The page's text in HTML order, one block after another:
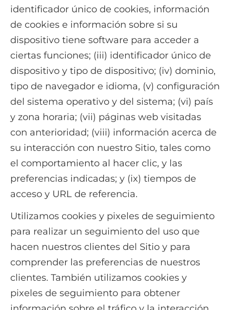
identificador único de cookies, información
de cookies e información sobre si su
dispositivo tiene software para acceder a
ciertas funciones; (iii) identificador único de
dispositivo y tipo de dispositivo; (iv) dominio,
tipo de navegador e idioma, (v) configuración
del sistema operativo y del sistema; (vi) país
y zona horaria; (vii) páginas web visitadas
con anterioridad; (viii) información acerca de
su interacción con nuestro Sitio, tales como
el comportamiento al hacer clic, y las
preferencias indicadas; y (ix) tiempos de
acceso y URL de referencia.
Utilizamos cookies y pixeles de seguimiento
para realizar un seguimiento del uso que
hacen nuestros clientes del Sitio y para
comprender las preferencias de nuestros
clientes. También utilizamos cookies y
pixeles de seguimiento para obtener